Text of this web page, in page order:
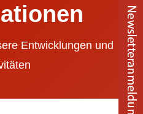
Entwicklungen und